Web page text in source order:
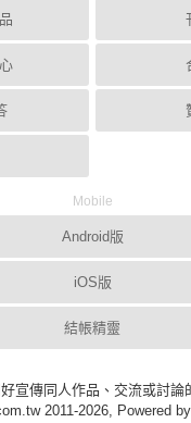
Mobile
Android版
iOS版
結帳精靈
宣傳同人作品、交流或討論
2011-2026, Powered